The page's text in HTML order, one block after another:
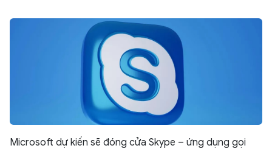
Microsoft dự kiến sẽ đóng cửa Skype – ứng dụng gọi